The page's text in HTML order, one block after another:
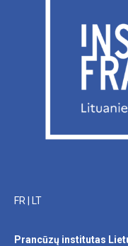
FR LT
Prancūzų institutas